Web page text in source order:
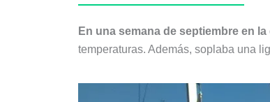
En una semana de septiembre en
temperaturas. Además, soplaba una